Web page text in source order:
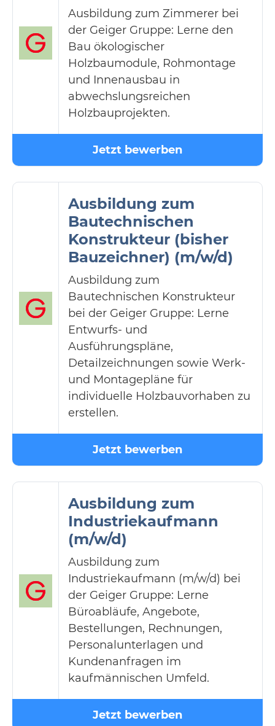
Ausbildung zum Zimmerer bei
der Geiger Gruppe: Lerne den
Bau ökologischer
Holzbaumodule, Rohmontage
und Innenausbau in
abwechslungsreichen
Holzbauprojekten.
Jetzt bewerben
Ausbildung zum
Bautechnischen
Konstrukteur (bisher
Bauzeichner) (m/w/d)
Ausbildung zum
Bautechnischen Konstrukteur
bei der Geiger Gruppe: Lerne
Entwurfs- und
Ausführungspläne,
Detailzeichnungen sowie Werk-
und Montagepläne für
individuelle Holzbauvorhaben zu
erstellen.
Jetzt bewerben
Ausbildung zum
Industriekaufmann
(m/w/d)
Ausbildung zum
Industriekaufmann (m/w/d) bei
der Geiger Gruppe: Lerne
Büroabläufe, Angebote,
Bestellungen, Rechnungen,
Personalunterlagen und
Kundenanfragen im
kaufmännischen Umfeld.
Jetzt bewerben